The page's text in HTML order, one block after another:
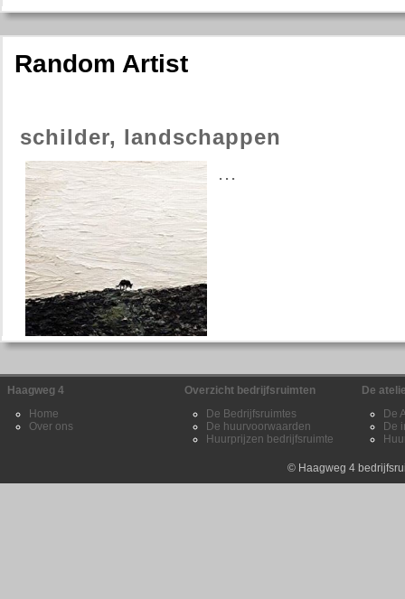
Random Artist
schilder, landschappen
...
Haagweg 4
Home
Over ons
Overzicht bedrijfsruimten
De Bedrijfsruimtes
De huurvoorwaarden
Huurprijzen bedrijfsruimte
De
De
De
© Haagweg 4